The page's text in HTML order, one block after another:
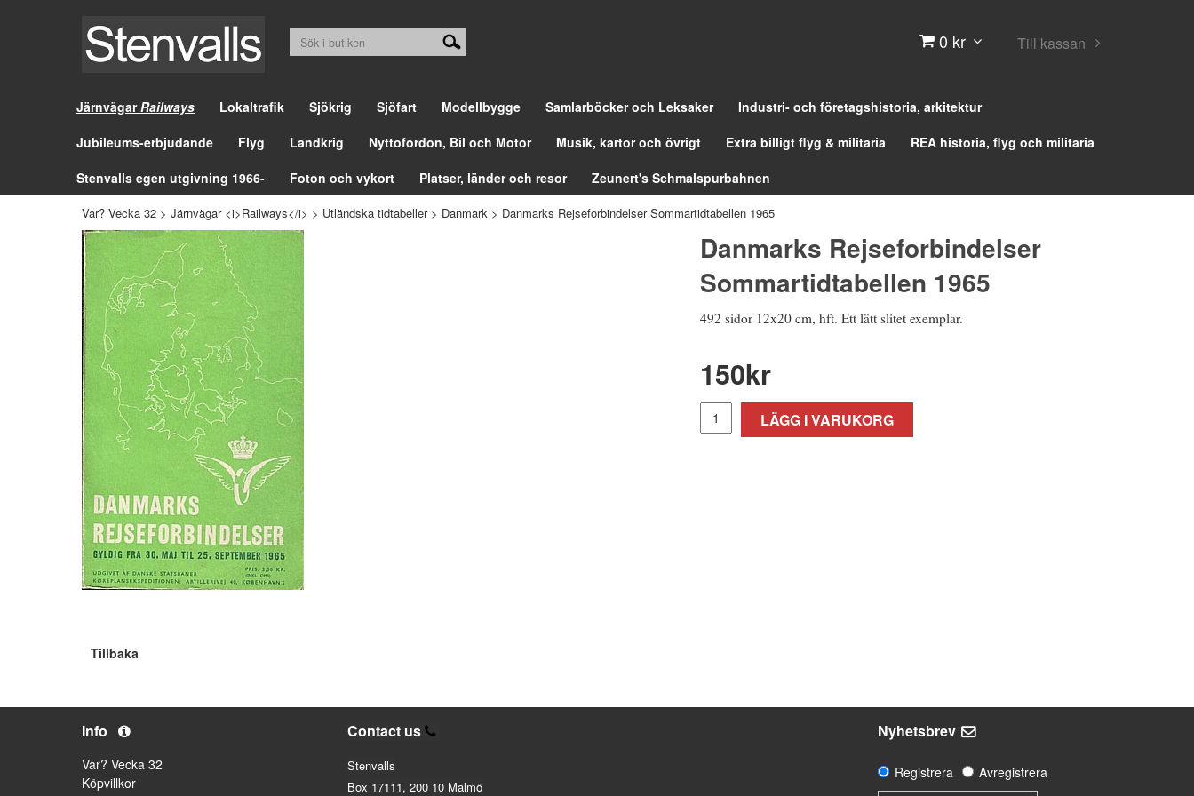
0 kr Till kassan
JärnvägarRailways Lokaltrafik Sjökrig Sjöfart Modellbygge Samlarböcker och Leksaker
Industri- och företagshistoria, arkitektur
Jubileums-erbjudande
Flyg Landkrig Nyttofordon, Bil och Motor Musik, kartor och övrigt Extra billigt flyg & militaria
REA historia, flyg och militaria
Stenvalls egen utgivning 1966-
Foton och vykort Platser, länder och resor Zeunert's Schmalspurbahnen
Var? Vecka 32 > Järnvägar <i>Railways</i> > Utländska tidtabeller> Danmark > Danmarks Rejseforbindelser Sommartidtabellen 1965
Danmarks Rejseforbindelser
Sommartidtabellen 1965
492 sidor 12x20 cm, hft. Ett lätt slitet exemplar.
150kr
LÄGG I VARUKORG
Tillbaka
Info
Var? Vecka 32
Köpvillkor
Contact us
Stenvalls
Box 17111, 200 10 Malmö
Nyhetsbrev
Registrera
Avregistrera